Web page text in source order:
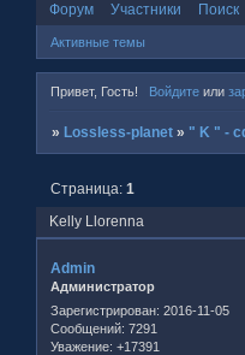
Форум Участники Поиск
Активные темы
Привет, Гость! Войдитеили
» Lossless-planet » " K " -
Kelly Llorenna
Страница:1
Admin
Администратор
Зарегистрирован: 2016-11-05
Сообщений: 7291
Уважение: +17391